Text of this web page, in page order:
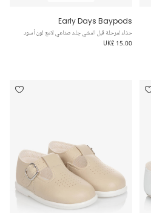
Early Days Baypods
حذاء لمرحلة قبل المشي جلد صناعي لامع لون أسود
UK£ 15.00